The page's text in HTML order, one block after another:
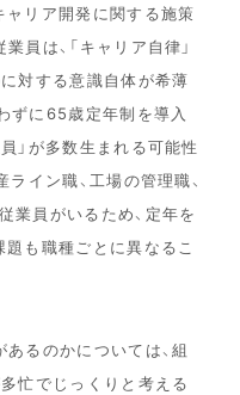
ャリア開発に関する施策
員は、「キャリア自律」
対する意識自体が希薄
ずに65歳定年制を導入
」が多数生まれる可能性
ライン職、工場の管理職、
業員がいるため、定年を
も職種ごとに異なるこ
るのかについては、組
忙でじっくりと考える